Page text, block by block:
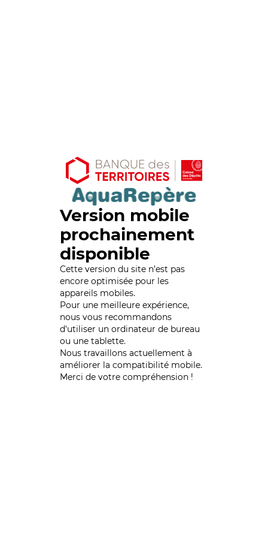
Version mobile
prochainement
disponible
Cette version du site n’est pas
encore optimisée pour les
appareils mobiles.
Pour une meilleure expérience,
nous vous recommandons
d'utiliser un ordinateur de bureau
ou une tablette.
Nous travaillons actuellement à
améliorer la compatibilité mobile.
Merci de votre compréhension !